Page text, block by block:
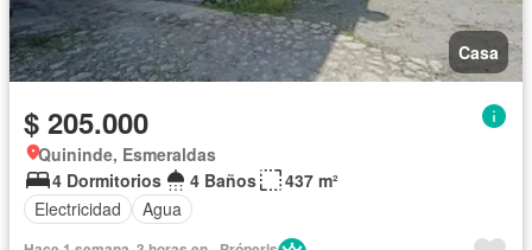
Casa
$ 205.000
Quininde, Esmeraldas
4 Dormitorios
4 Baños
437 m²
Electricidad
Agua